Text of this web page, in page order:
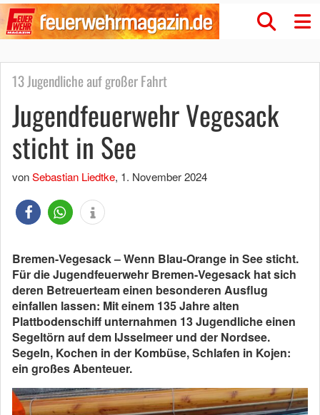
13 Jugendliche auf großer Fahrt
Jugendfeuerwehr Vegesack
sticht in See
vonSebastian Liedtke, 1. November 2024
Bremen-Vegesack – Wenn Blau-Orange in See sticht.
Für die Jugendfeuerwehr Bremen-Vegesack hat sich
deren Betreuerteam einen besonderen Ausflug
einfallen lassen: Mit einem 135 Jahre alten
Plattbodenschiff unternahmen 13 Jugendliche einen
Segeltörn auf dem IJsselmeer und der Nordsee.
Segeln, Kochen in der Kombüse, Schlafen in Kojen:
ein großes Abenteuer.